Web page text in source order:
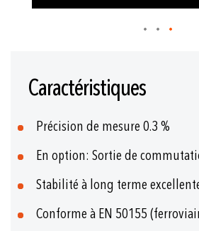
beginning
the
gallery
Caractéristiques
Précision de mesure 0.3 %
En option: Sortie de
Stabilité à long terme
Conforme à EN 50155